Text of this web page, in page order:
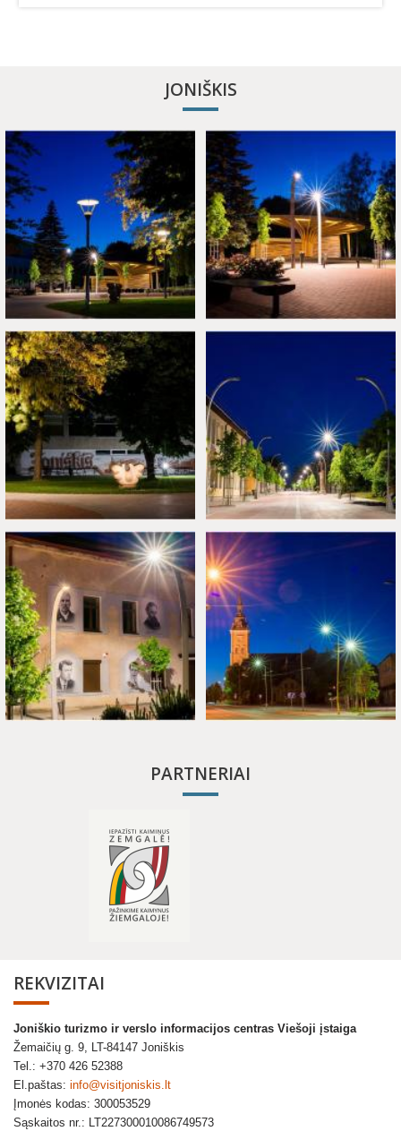
JONIŠKIS
PARTNERIAI
REKVIZITAI
Joniškio turizmo ir verslo informacijos centras Viešoji įstaiga
Žemaičių g. 9, LT-84147 Joniškis
Tel.: +370 426 52388
El.paštas: info@visitjoniskis.lt
Įmonės kodas: 300053529
Sąskaitos nr.: LT227300010086749573